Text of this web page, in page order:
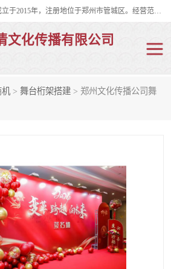
郑州道清文化传播有限公司成立于2015年，注册地位于郑州市管城区。经营范围包括会议及展览服务、庆典礼仪策划、企业形象策划、企业管理咨询、计算机图文设计、制作等。主要产品服务有：舞台桁架搭建，背景板搭建，灯光音响，雷亚舞台搭建、龙门架搭建、会议桌椅租赁、灯光音响租赁、空飘出租、气柱拱门租赁、喷绘写真制作、kt板制作。
文化传播有限公司
机 > 舞台桁架搭建 > 郑州文化传播公司舞
truss架出租
场地布置
雷亚舞台搭建
会议桌椅租赁